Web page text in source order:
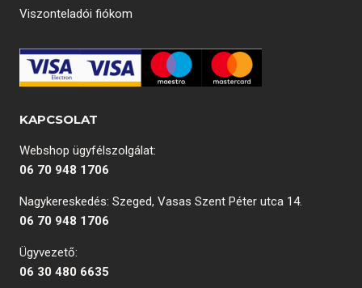
Viszonteladói fiókom
KAPCSOLAT
Webshop ügyfélszolgálat:
06 70 948 1706
Nagykereskedés: Szeged, Vasas Szent Péter utca 14.
06 70 948 1706
Ügyvezető:
06 30 480 6635